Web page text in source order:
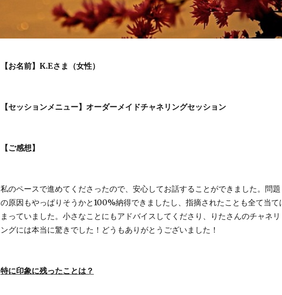
【お名前】K.Eさま（女性）
【セッションメニュー】オーダーメイドチャネリングセッション
【ご感想】
私のペースで進めてくださったので、安心してお話することができました。問題
の原因もやっぱりそうかと100%納得できましたし、指摘されたことも全て当て
まっていました。小さなことにもアドバイスしてくださり、りたさんのチャネリ
ングには本当に驚きでした！どうもありがとうございました！
特に印象に残ったことは？